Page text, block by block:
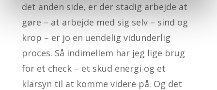
det anden side, er der stadig arbejde at
gøre – at arbejde med sig selv – sind og
krop – er jo en uendelig vidunderlig
proces. Så indimellem har jeg lige brug
for et check – et skud energi og et
klarsyn til at komme videre på. Og det